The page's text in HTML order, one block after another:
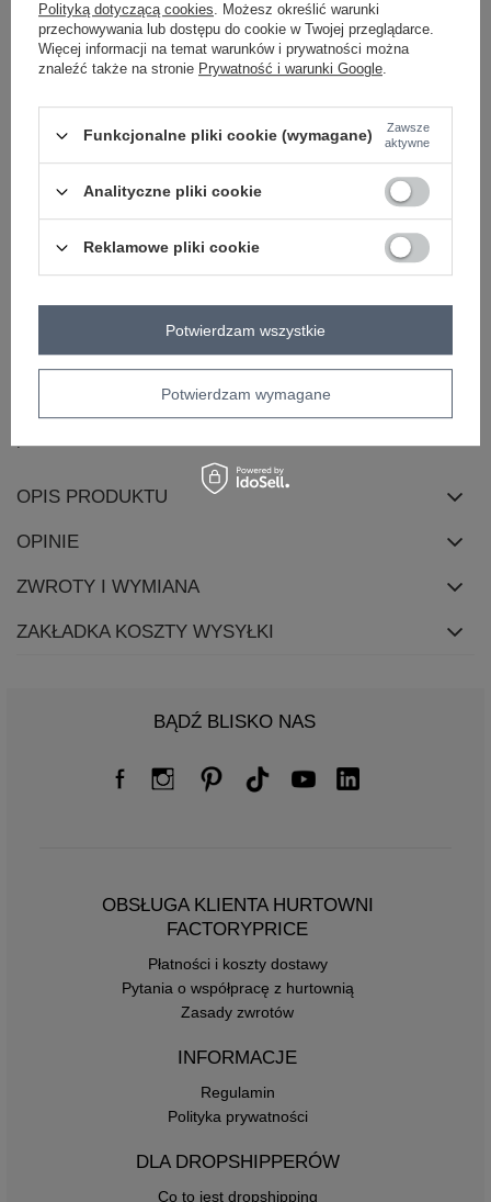
Masz pytanie? Chętnie pomożemy.
Zadzwoń+48 601 547 740 Zadaj pytanie
Kod produktu
RV-BL-6791.48
Marka
RELEVANCE
gładki
bawełna
rodzaj z kapturem wkładane przez głowę
zamek
OPIS PRODUKTU
OPINIE
ZWROTY I WYMIANA
ZAKŁADKA KOSZTY WYSYŁKI
BĄDŹ BLISKO NAS
OBSŁUGA KLIENTA HURTOWNI
FACTORYPRICE
Płatności i koszty dostawy
Pytania o współpracę z hurtownią
Zasady zwrotów
INFORMACJE
Regulamin
Polityka prywatności
DLA DROPSHIPPERÓW
Co to jest dropshipping
Polityką dotyczącą cookies. Możesz określić warunki
przechowywania lub dostępu do cookie w Twojej przeglądarce.
Więcej informacji na temat warunków i prywatności można
znaleźć także na stronie Prywatność i warunki Google.
Funkcjonalne pliki cookie (wymagane)
Zawsze
aktywne
Analityczne pliki cookie
Reklamowe pliki cookie
Potwierdzam wymagane
Potwierdzam wszystkie